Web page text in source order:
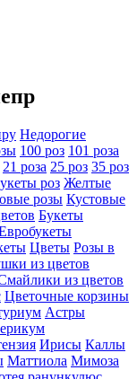
Недорогие
100 роз 101 роза
21 роза 25 роз 35 роз
роз Желтые
розы Кустовые
Букеты
Цветы Розы в
из цветов
из цветов
Цветочные корзины
Астры
Ирисы Каллы
Маттиола Мимоза